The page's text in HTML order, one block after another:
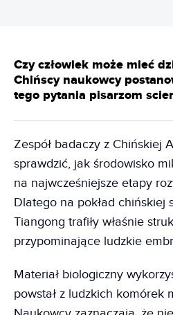
Czy człowiek może mieć
Chińscy naukowcy
tego pytania pisarzom
Zespół badaczy z Chińskiej
sprawdzić, jak środowisko
na najwcześniejsze etapy
Dlatego na pokład chińskiej
Tiangong trafiły właśnie
przypominające ludzkie
Materiał biologiczny
powstał z ludzkich komórek